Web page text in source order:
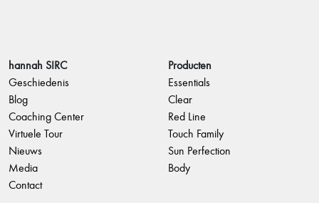
hannah SIRC
Geschiedenis
Blog
Coaching Center
Virtuele Tour
Nieuws
Media
Contact
Producten
Essentials
Clear
Red Line
Touch Family
Sun Perfection
Body